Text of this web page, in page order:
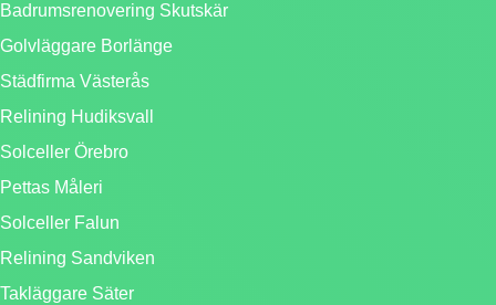
Badrumsrenovering Skutskär
Golvläggare Borlänge
Städfirma Västerås
Relining Hudiksvall
Solceller Örebro
Pettas Måleri
Solceller Falun
Relining Sandviken
Takläggare Säter